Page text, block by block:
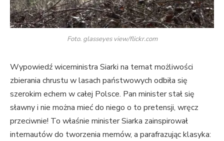
Foto. glasseyes view/flickr.com
Wypowiedź wiceministra Siarki na temat możliwości
zbierania chrustu w lasach państwowych odbiła się
szerokim echem w całej Polsce. Pan minister stał się
sławny i nie można mieć do niego o to pretensji, wręcz
przeciwnie! To właśnie minister Siarka zainspirował
internautów do tworzenia memów, a parafrazując klasyka: